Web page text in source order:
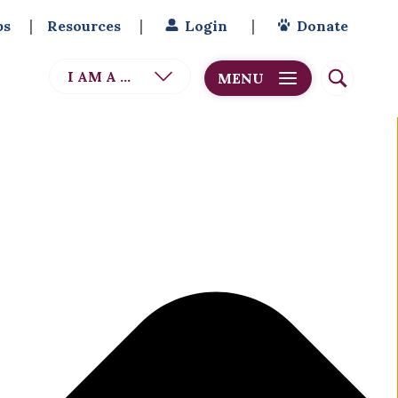
Resources Login Donate
I AM A ... MENU